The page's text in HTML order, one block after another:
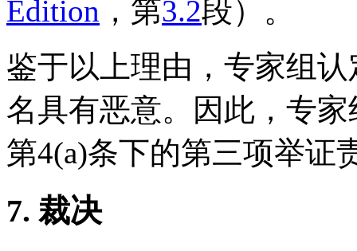
Edition ，第3.2段）。
鉴于以上理由，专家组
名具有恶意。因此，专
第4(a)条下的第三项举证
7. 裁决